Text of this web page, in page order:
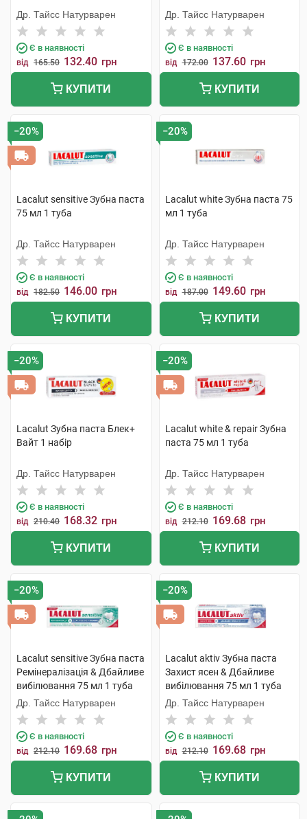
Др. Тайсс Натурварен
Є в наявності
від 165.50 132.40 грн
КУПИТИ
Др. Тайсс Натурварен
Є в наявності
від 172.00 137.60 грн
КУПИТИ
−20%
Lacalut sensitive Зубна паста
75 мл 1 туба
Др. Тайсс Натурварен
Є в наявності
від 182.50 146.00 грн
КУПИТИ
−20%
Lacalut white Зубна паста 75
мл 1 туба
Др. Тайсс Натурварен
Є в наявності
від 187.00 149.60 грн
КУПИТИ
−20%
Lacalut Зубна паста Блек+
Вайт 1 набір
Др. Тайсс Натурварен
Є в наявності
від 210.40 168.32 грн
КУПИТИ
−20%
Lacalut white & repair Зубна
паста 75 мл 1 туба
Др. Тайсс Натурварен
Є в наявності
від 212.10 169.68 грн
КУПИТИ
−20%
Lacalut sensitive Зубна паста
Ремінералізація & Дбайливе
вибілювання 75 мл 1 туба
Др. Тайсс Натурварен
Є в наявності
від 212.10 169.68 грн
КУПИТИ
−20%
Lacalut aktiv Зубна паста
Захист ясен & Дбайливе
вибілювання 75 мл 1 туба
Др. Тайсс Натурварен
Є в наявності
від 212.10 169.68 грн
КУПИТИ